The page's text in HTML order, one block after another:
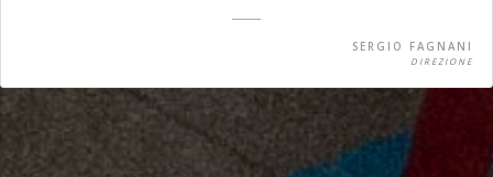
SERGIO FAGNANI
DIREZIONE